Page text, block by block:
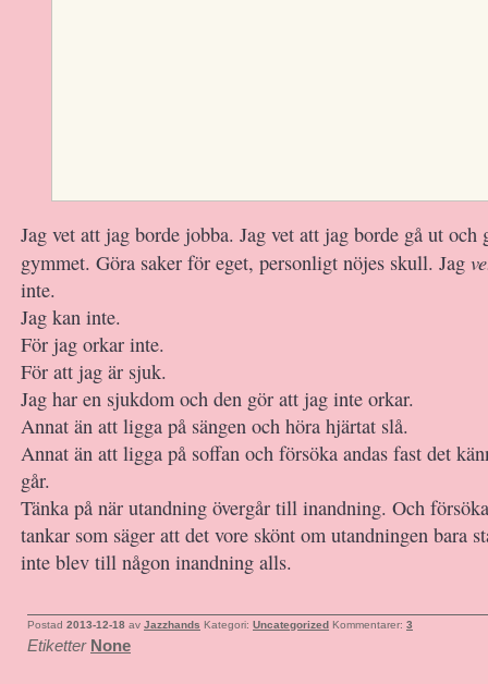
Jag vet att jag borde jobba. Jag vet att jag borde gå ut och
gymmet. Göra saker för eget, personligt nöjes skull. Jag
inte.
Jag kan inte.
För jag orkar inte.
För att jag är sjuk.
Jag har en sjukdom och den gör att jag inte orkar.
Annat än att ligga på sängen och höra hjärtat slå.
Annat än att ligga på soffan och försöka andas fast det
går.
Tänka på när utandning övergår till inandning. Och
tankar som säger att det vore skönt om utandningen bara
inte blev till någon inandning alls.
Postad 2013-12-18 av Jazzhands Kategori: Uncategorized Kommentarer: 3
Etiketter None